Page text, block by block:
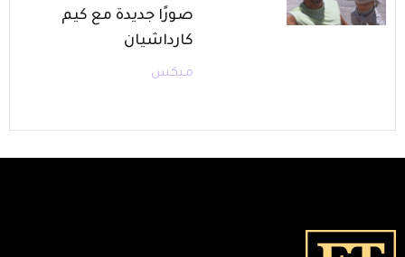
صورًا جديدة مع كيم
كارداشيان
ميكس